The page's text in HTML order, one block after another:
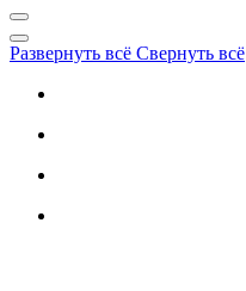
Развернуть всё Свернуть всё